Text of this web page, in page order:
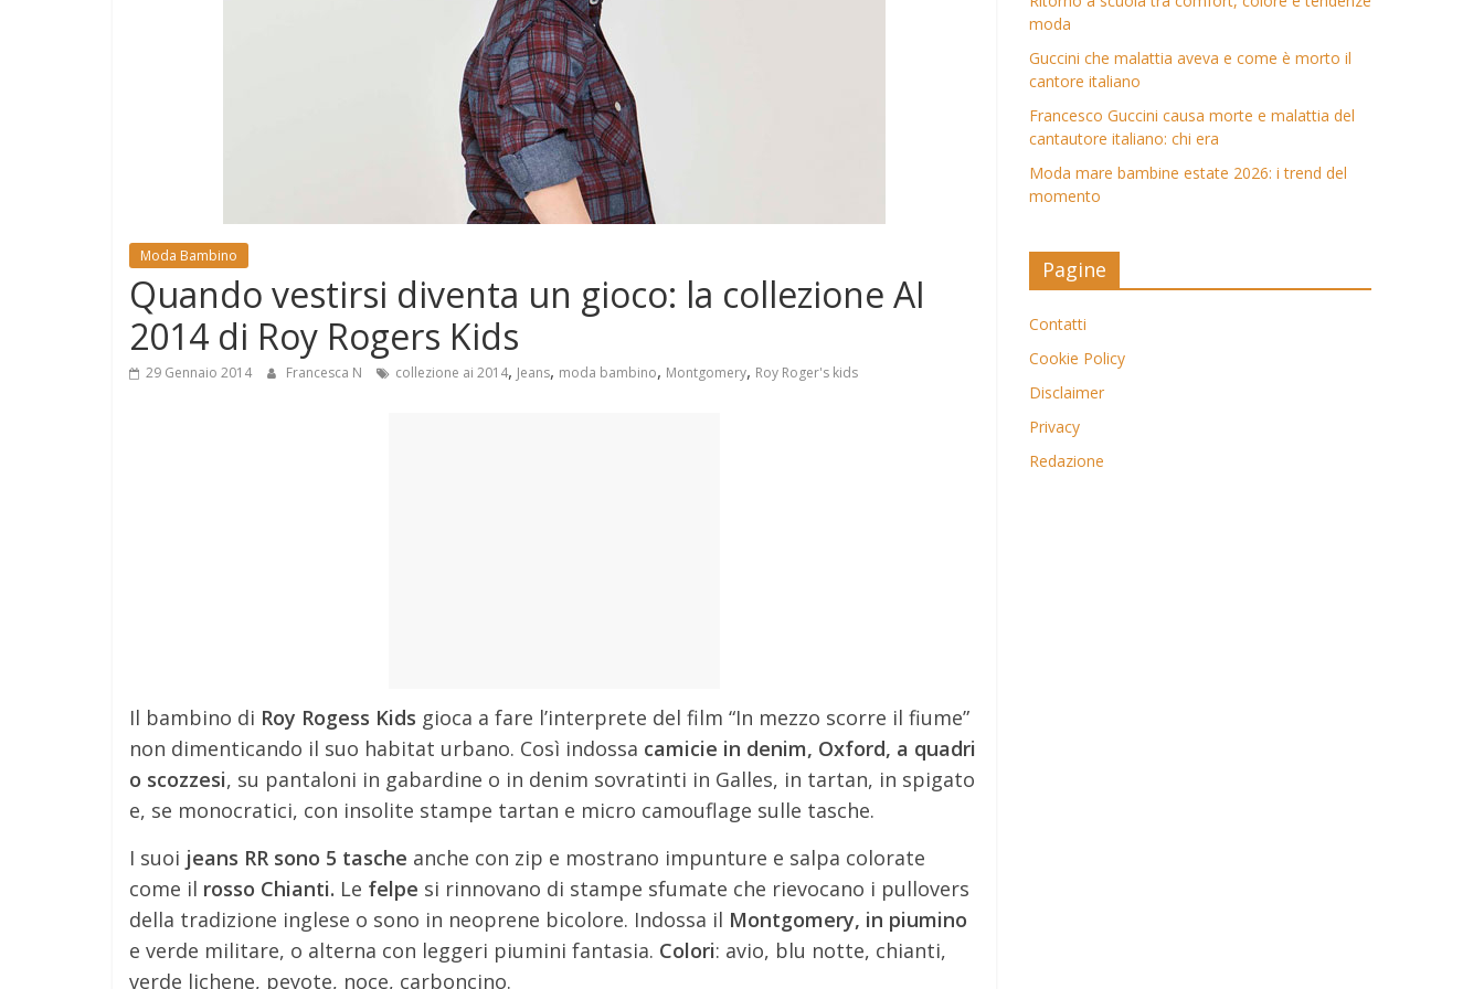
Moda Bambino
Quando vestirsi diventa un gioco: la collezione AI
2014 di Roy Rogers Kids
29 Gennaio 2014 Francesca N collezione ai 2014, Jeans, moda bambino, Montgomery, Roy Roger's kids
Il bambino di Roy Rogess Kids gioca a fare l’interprete del film “In mezzo scorre il fiume”
non dimenticando il suo habitat urbano. Così indossa camicie in denim, Oxford, a quadri
o scozzesi, su pantaloni in gabardine o in denim sovratinti in Galles, in tartan, in spigato
e, se monocratici, con insolite stampe tartan e micro camouflage sulle tasche.
I suoi jeans RR sono 5 tasche anche con zip e mostrano impunture e salpa colorate
come il rosso Chianti. Le felpe si rinnovano di stampe sfumate che rievocano i pullovers
della tradizione inglese o sono in neoprene bicolore. Indossa il Montgomery, in piumino
e verde militare, o alterna con leggeri piumini fantasia. Colori: avio, blu notte, chianti,
verde lichene, peyote, noce, carboncino.
moda
Guccini che malattia aveva e come è morto il
cantore italiano
Francesco Guccini causa morte e malattia del
cantautore italiano: chi era
Moda mare bambine estate 2026: i trend del
momento
Pagine
Contatti
Cookie Policy
Disclaimer
Privacy
Redazione